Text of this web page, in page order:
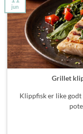
Grillet
Klippfisk er like godt
jun